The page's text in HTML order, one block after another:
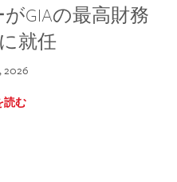
GIAの最高財務
就任
2026
読む